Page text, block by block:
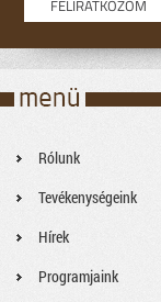
Rólunk
Tevékenységeink
Hírek
Programjaink